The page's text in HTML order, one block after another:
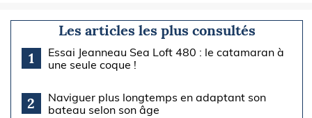
Les articles les plus consultés
1
Essai Jeanneau Sea Loft 480 : le catamaran à
une seule coque !
2
Naviguer plus longtemps en adaptant son
bateau selon son âge